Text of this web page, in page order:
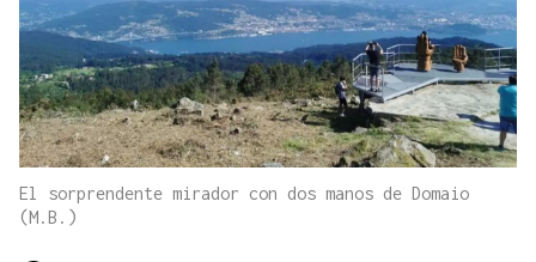
El sorprendente mirador con dos manos de Domaio
(M.B.)